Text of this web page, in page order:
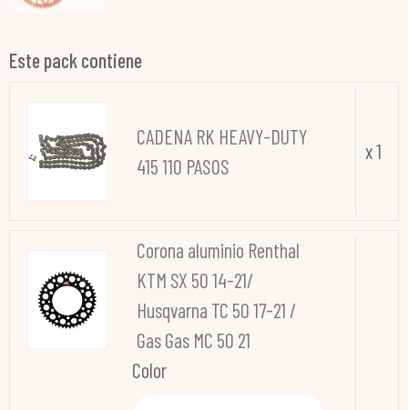
Este pack contiene
CADENA RK HEAVY-DUTY
415 110 PASOS
x 1
Corona aluminio Renthal
KTM SX 50 14-21/
Husqvarna TC 50 17-21 /
Gas Gas MC 50 21
Color